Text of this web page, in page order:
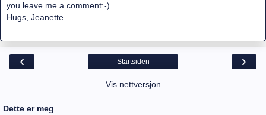
you leave me a comment:-)
Hugs, Jeanette
‹ ›
Startsiden
Vis nettversjon
Dette er meg